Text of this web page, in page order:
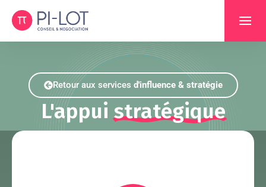
Retour aux services d'influence & stratégie
L'appui stratégique